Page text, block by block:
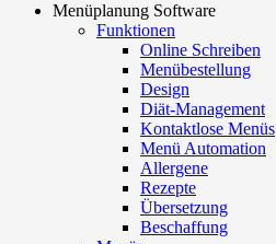
navigation
Menüplanung Software
Funktionen
Online Schreiben
Menübestellung
Design
Diät-Management
Kontaktlose Menüs
Menü Automation
Allergene
Rezepte
Übersetzung
Beschaffung